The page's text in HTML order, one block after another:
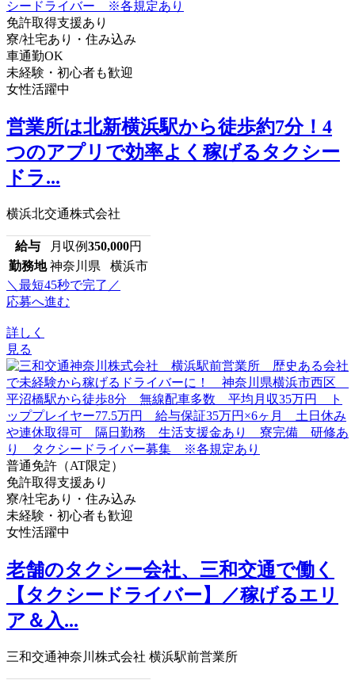
免許取得支援あり
寮/社宅あり・住み込み
車通勤OK
未経験・初心者も歓迎
女性活躍中
営業所は北新横浜駅から徒歩約7分！4
つのアプリで効率よく稼げるタクシー
ドラ...
横浜北交通株式会社
給与 月収例350,000円
勤務地 神奈川県 横浜市
＼最短45秒で完了／
応募へ進む
詳しく
見る
普通免許（AT限定）
免許取得支援あり
寮/社宅あり・住み込み
未経験・初心者も歓迎
女性活躍中
老舗のタクシー会社、三和交通で働く
【タクシードライバー】／稼げるエリ
ア＆入...
三和交通神奈川株式会社 横浜駅前営業所